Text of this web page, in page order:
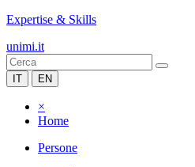
Expertise & Skills
unimi.it
IT EN
×
Home
Persone